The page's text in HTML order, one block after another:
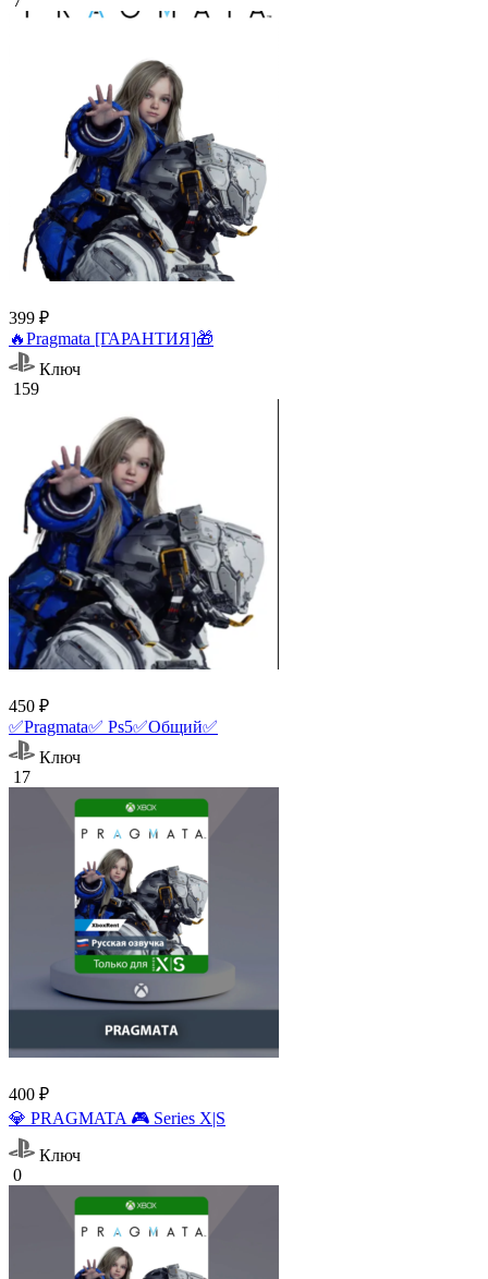
399 ₽
🔥Pragmata [ГАРАНТИЯ]🎁
Ключ
159
450 ₽
✅Pragmata✅ Ps5✅Общий✅
Ключ
17
400 ₽
💎 PRAGMATA 🎮 Series X|S
Ключ
0